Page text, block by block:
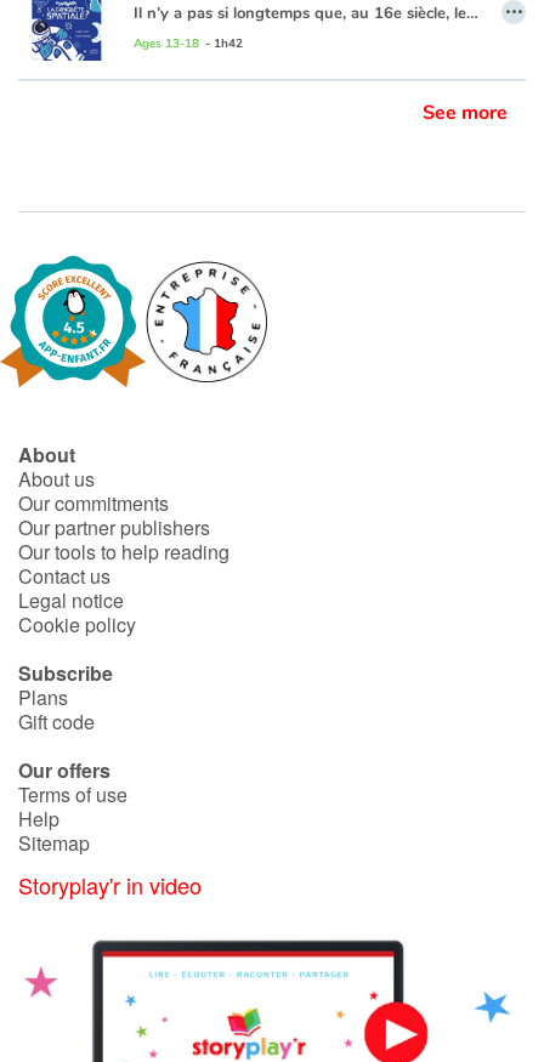
Il n’y a pas si longtemps que, au 16e siècle, les humains ont compris que la Terre n’était pas le centre de l’univers. Pas plus que le Soleil ! Et si l'homme a longtemps rêvé de conquérir l'espace, l'aventure vient tout juste de commencer, il y a 60 ans. La première excursion dans l'univers n’a pas été humaine, mais technologique. Ainsi sont nés les satellites, puis les sondes… suivi par le premier pas de l’Homme sur la Lune !
Ages 13-18 - 1h42
See more
About
About us
Our commitments
Our partner publishers
Our tools to help reading
Contact us
Legal notice
Cookie policy
Subscribe
Plans
Gift code
Our offers
Terms of use
Help
Sitemap
Storyplay'r in video